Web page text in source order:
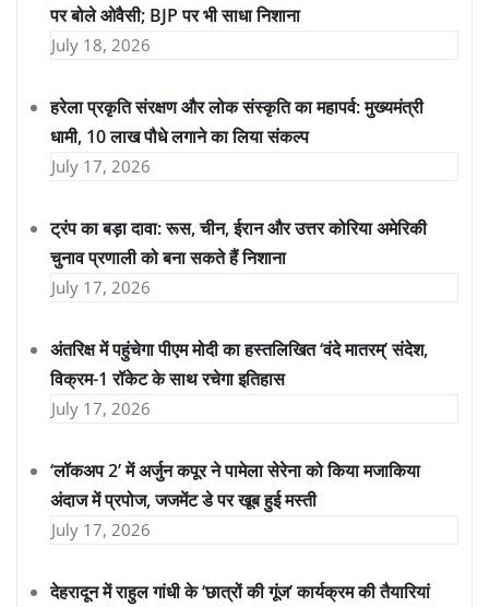
पर बोले ओवैसी; BJP पर भी साधा निशाना
July 18, 2026
हरेला प्रकृति संरक्षण और लोक संस्कृति का महापर्व: मुख्यमंत्री
धामी, 10 लाख पौधे लगाने का लिया संकल्प
July 17, 2026
ट्रंप का बड़ा दावा: रूस, चीन, ईरान और उत्तर कोरिया अमेरिकी
चुनाव प्रणाली को बना सकते हैं निशाना
July 17, 2026
अंतरिक्ष में पहुंचेगा पीएम मोदी का हस्तलिखित ‘वंदे मातरम्’ संदेश,
विक्रम-1 रॉकेट के साथ रचेगा इतिहास
July 17, 2026
‘लॉकअप 2’ में अर्जुन कपूर ने पामेला सेरेना को किया मजाकिया
अंदाज में प्रपोज, जजमेंट डे पर खूब हुई मस्ती
July 17, 2026
देहरादून में राहुल गांधी के ‘छात्रों की गूंज’ कार्यक्रम की तैयारियां